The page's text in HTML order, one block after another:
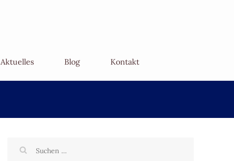
Aktuelles Blog Kontakt
Suchen